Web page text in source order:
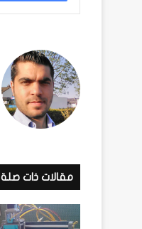
مقالات ذات صلة